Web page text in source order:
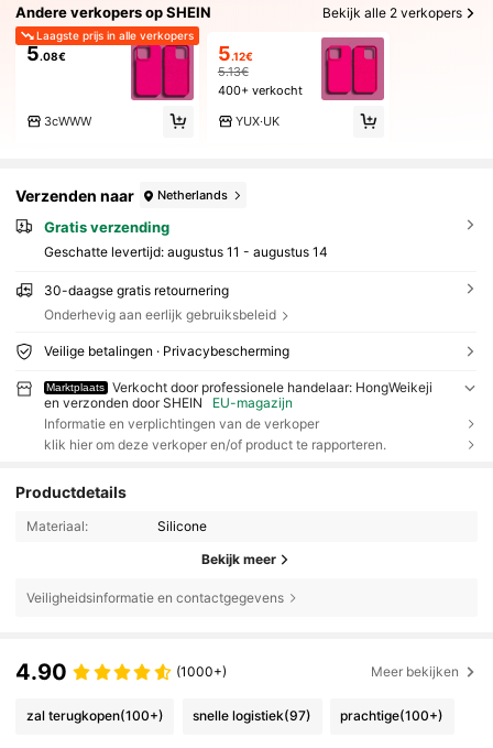
Andere verkopers op SHEIN Bekijk alle 2 verkopers
Laagste prijs in alle verkopers
5.08€
3cWWW
5.12€
5.13€
400+ verkocht
YUX·UK
Verzenden naar Netherlands
Gratis verzending
Geschatte levertijd: augustus 11 - augustus 14
30-daagse gratis retournering
Onderhevig aan eerlijk gebruiksbeleid
Veilige betalingen · Privacybescherming
Marktplaats
Verkocht door professionele handelaar: HongWeikeji
en verzonden door SHEIN
EU-magazijn
Informatie en verplichtingen van de verkoper
klik hier om deze verkoper en/of product te rapporteren.
Productdetails
Materiaal: Silicone
Bekijk meer
Veiligheidsinformatie en contactgegevens
4.90 (1000+) Meer bekijken
zal terugkopen(100+) snelle logistiek(97) prachtige(100+)